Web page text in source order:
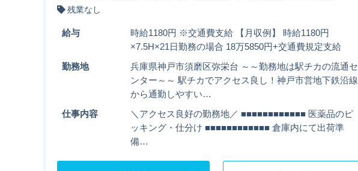
残業なし
給与
時給1180円 ※交通費支給 【月収例】 時給1180円
×7.5H×21日勤務の場合 18万5850円+交通費規定支給
勤務地
兵庫県神戸市須磨区弥栄台 ～～勤務地は駅チカの流通セ
ンター～～ 駅チカでアクセス良し！神戸市営地下鉄沿線
から通勤しやすい…
仕事内容
＼アクセス良好の勤務地／ ■■■■■■■■■■■■ 医薬品のピ
ッキング・仕分け ■■■■■■■■■■■■ 倉庫内にて出荷準
備…